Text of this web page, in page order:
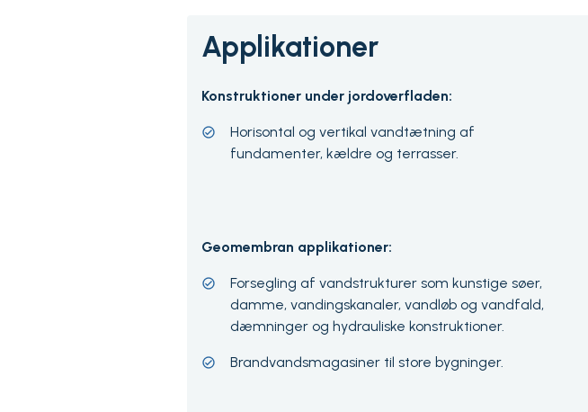
Applikationer
Konstruktioner under jordoverfladen:
Horisontal og vertikal vandtætning af
fundamenter, kældre og terrasser.
Geomembran applikationer:
Forsegling af vandstrukturer som kunstige søer,
damme, vandingskanaler, vandløb og vandfald,
dæmninger og hydrauliske konstruktioner.
Brandvandsmagasiner til store bygninger.